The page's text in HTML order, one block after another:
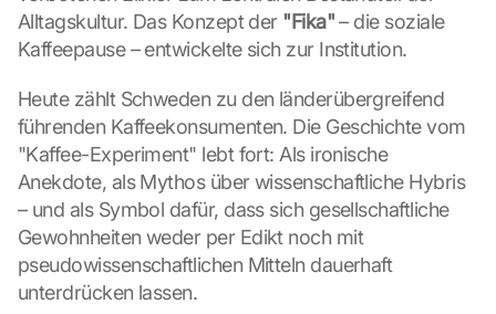
Alltagskultur. Das Konzept der "Fika" – die soziale
Kaffeepause – entwickelte sich zur Institution.
Heute zählt Schweden zu den länderübergreifend
führenden Kaffeekonsumenten. Die Geschichte vom
"Kaffee-Experiment" lebt fort: Als ironische
Anekdote, als Mythos über wissenschaftliche Hybris
– und als Symbol dafür, dass sich gesellschaftliche
Gewohnheiten weder per Edikt noch mit
pseudowissenschaftlichen Mitteln dauerhaft
unterdrücken lassen.
e
n
n
d
C
o
k
i
e
s